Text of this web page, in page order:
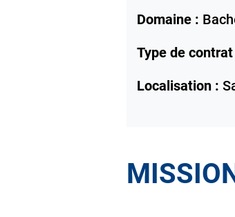
Domaine :
Type de
Localisation :